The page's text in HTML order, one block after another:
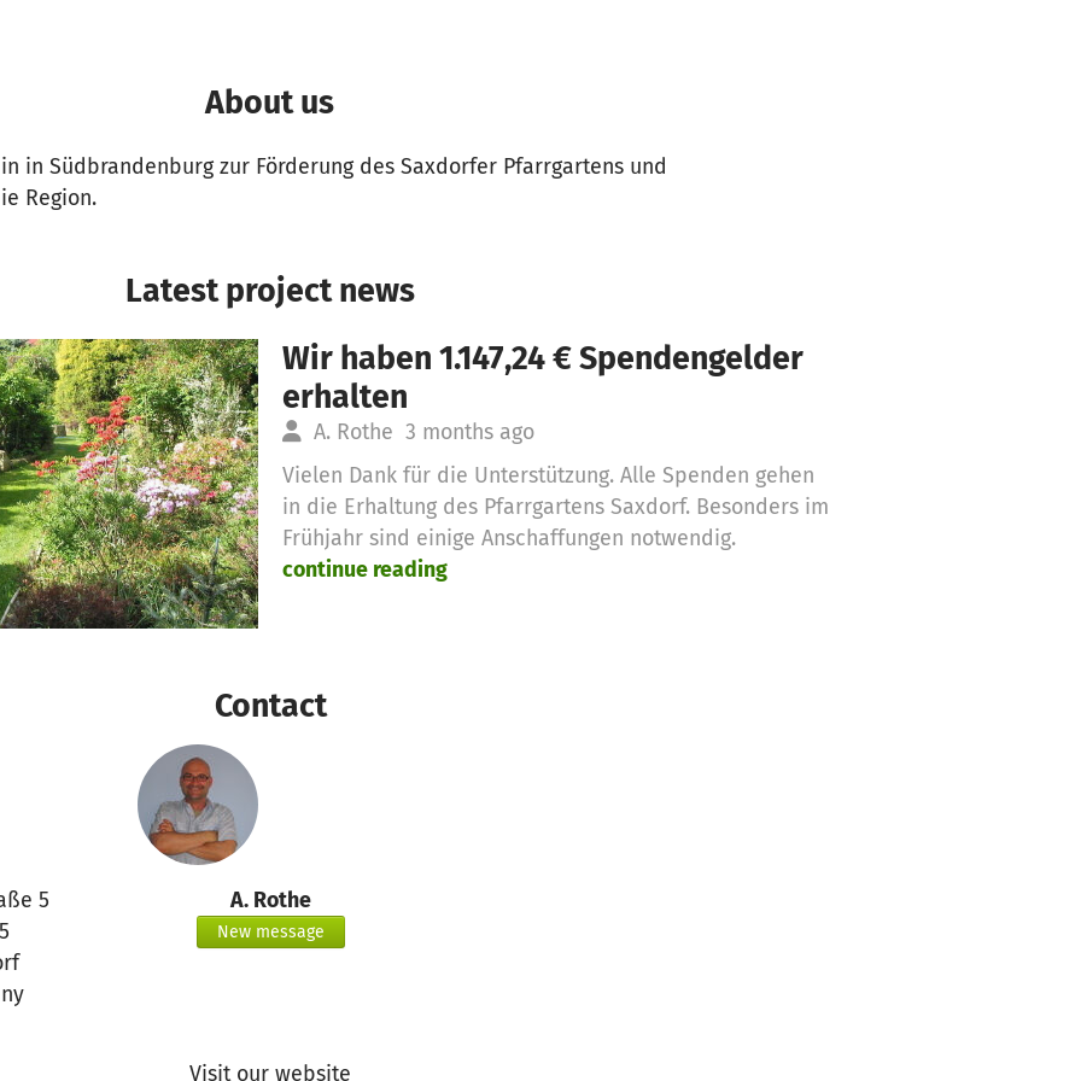
About us
in Südbrandenburg zur Förderung des Saxdorfer Pfarrgartens und
Region.
Latest project news
Wir haben 1.147,24 € Spendengelder
erhalten
A. Rothe 3 months ago
Vielen Dank für die Unterstützung. Alle Spenden gehen
in die Erhaltung des Pfarrgartens Saxdorf. Besonders im
Frühjahr sind einige Anschaffungen notwendig.
continue reading
Contact
5
A. Rothe
New message
Visit our website